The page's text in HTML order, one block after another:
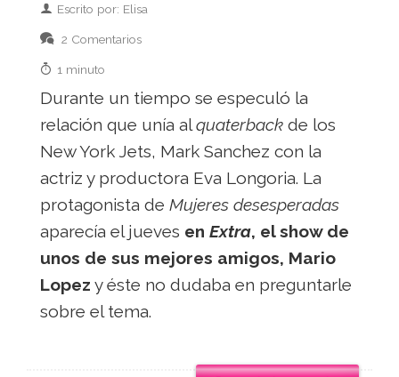
Escrito por: Elisa
2 Comentarios
1 minuto
Durante un tiempo se especuló la
relación que unía alquaterback de los
New York Jets, Mark Sanchez con la
actriz y productora Eva Longoria. La
protagonista de Mujeres desesperadas
aparecía el jueves en Extra, el show de
unos de sus mejores amigos, Mario
Lopez y éste no dudaba en preguntarle
sobre el tema.